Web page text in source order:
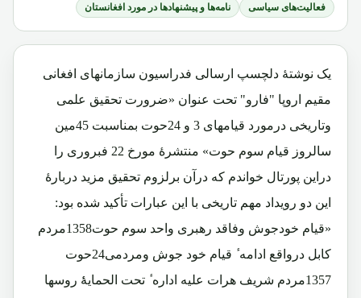
فعالیت‌های سیاسی
نامه‌ها و پیشنهادها در مورد افغانستان
یک نوشتۀ دلچسپ ارسالی فدراسیون سازمانهای افغانی
مقیم اروپا "فارو" تحت عنوان «ضرورت تحقیق علمی
وتاریخی درمورد قیامهای 3 و 24حوت بمناسبت 45مین
سالروز قیام سوم حوت» منتشرۀ مورخ 22 فبروری را
دراین پورتال خواندم که درآن برلزوم تحقیق مزید دربارۀ
این دو رویداد مهم تاریخی با این عبارات تأکید شده بود:
«قیام خودجوش وفاقد رھبری واحد سوم حوت1358مردم
کابل درواقع ادامه ٔ قیام خود جوش ومردمی24حوت
1357مردم شریف ھرات علیه اداره ٔ تحت الحمایۀٔ روسها